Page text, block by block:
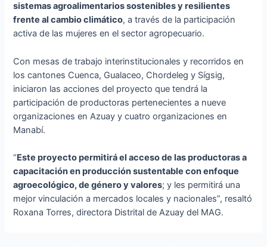
sistemas agroalimentarios sostenibles y resilientes
frente al cambio climático, a través de la participación
activa de las mujeres en el sector agropecuario.
Con mesas de trabajo interinstitucionales y recorridos en
los cantones Cuenca, Gualaceo, Chordeleg y Sígsig,
iniciaron las acciones del proyecto que tendrá la
participación de productoras pertenecientes a nueve
organizaciones en Azuay y cuatro organizaciones en
Manabí.
“Este proyecto permitirá el acceso de las productoras a
capacitación en producción sustentable con enfoque
agroecológico, de género y valores; y les permitirá una
mejor vinculación a mercados locales y nacionales”, resaltó
Roxana Torres, directora Distrital de Azuay del MAG.